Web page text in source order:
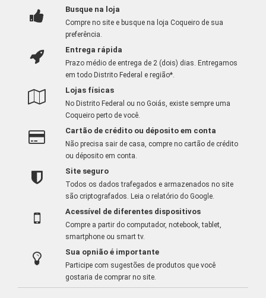
Busque na loja
Compre no site e busque na loja Coqueiro de sua
preferência.
Entrega rápida
Prazo médio de entrega de 2 (dois) dias. Entregamos
em todo Distrito Federal e região*.
Lojas físicas
No Distrito Federal ou no Goiás, existe sempre uma
Coqueiro perto de você.
Cartão de crédito ou déposito em conta
Não precisa sair de casa, compre no cartão de crédito
ou déposito em conta.
Site seguro
Todos os dados trafegados e armazenados no site
são criptografados. Leia o relatório do Google.
Acessível de diferentes dispositivos
Compre a partir do computador, notebook, tablet,
smartphone ou smart tv.
Sua opnião é importante
Participe com sugestões de produtos que você
gostaria de comprar no site.